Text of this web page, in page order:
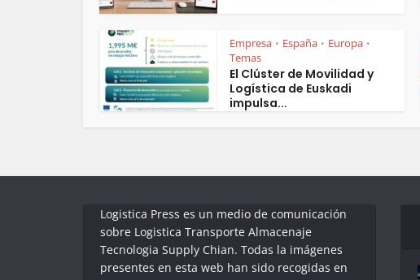
Empresa • España • Europa •
Temas
El Clúster de Movilidad y
Logística de Euskadi
impulsa...
Logistica Press es un medio de comunicación
sobre Logistica Transporte Almacenaje
Tecnologia Supply Chian. Todas la imágenes
presentes en esta web han sido recogidas en